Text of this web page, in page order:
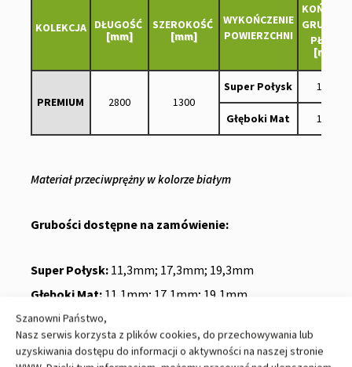
Szanowni Państwo,
Nasz serwis korzysta z plików cookies, do przechowywania lub
uzyskiwania dostępu do informacji o aktywności na naszej stronie
KOLEKCJA
DŁUGOŚĆ
[mm]
SZEROKOŚĆ
[mm]
WYKOŃCZENIE
POWIERZCHNI
KOŃCOWA
GRUBOŚĆ
PŁYTY
[mm]
PREMIUM 2800 1300
Super Połysk 18,3
Głęboki Mat 18,1
Materiał przeciwprężny w kolorze białym
Grubości dostępne na zamówienie:
Super Połysk:11,3mm; 17,3mm; 19,3mm
Głęboki Mat:11,1mm; 17,1mm; 19,1mm